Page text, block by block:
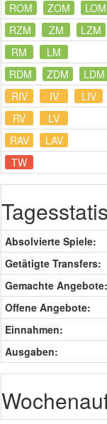
ROM
ZOM LOM
RZM
ZM LZM
RM
LM
RDM
ZDM LDM
RIV
IV LIV
RV
LV
RAV
LAV
TW
Absolvierte Spiele:
Getätigte Transfers:
Gemachte Angebote:
Offene Angebote:
Einnahmen:
Ausgaben: